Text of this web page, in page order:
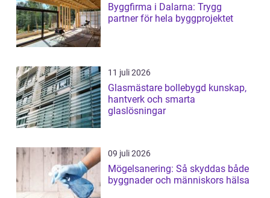
Byggfirma i Dalarna: Trygg
partner för hela byggprojektet
11 juli 2026
Glasmästare bollebygd kunskap,
hantverk och smarta
glaslösningar
09 juli 2026
Mögelsanering: Så skyddas både
byggnader och människors hälsa